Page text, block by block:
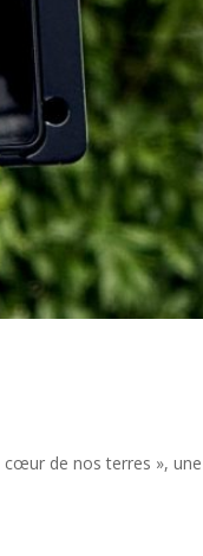
cœur de nos terres »,